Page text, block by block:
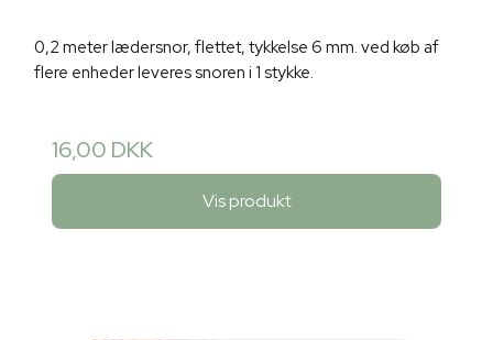
0,2 meter lædersnor, flettet, tykkelse 6 mm. ved køb af
flere enheder leveres snoren i 1 stykke.
16,00 DKK
Vis produkt